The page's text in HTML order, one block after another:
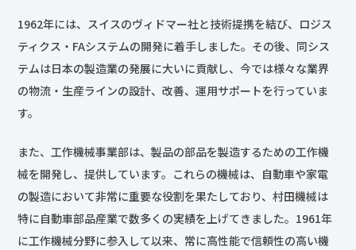
1962年には、スイスのヴィドマー社と技術提携を結び、ロジス
ティクス・FAシステムの開発に着手しました。その後、同シス
テムは日本の製造業の発展に大いに貢献し、今では様々な業界
の物流・生産ラインの設計、改善、運用サポートを行っていま
す。
また、工作機械事業部は、製品の部品を製造するための工作機
械を開発し、提供しています。これらの機械は、自動車や家電
の製造において非常に重要な役割を果たしており、村田機械は
特に自動車部品産業で数多くの実績を上げてきました。1961年
に工作機械分野に参入して以来、常に高性能で信頼性の高い機